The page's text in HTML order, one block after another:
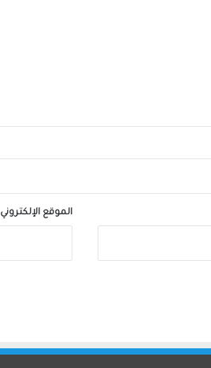
الموقع الإلكتروني